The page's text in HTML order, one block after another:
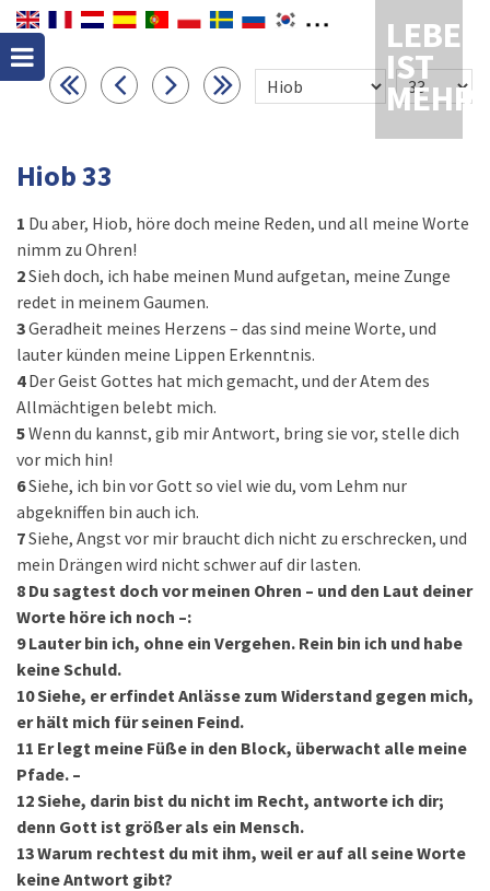
LEBEN
IST
MEHR
Hiob 33
1 Du aber, Hiob, höre doch meine Reden, und all meine Worte
nimm zu Ohren!
2Sieh doch, ich habe meinen Mund aufgetan, meine Zunge
redet in meinem Gaumen.
3Geradheit meines Herzens – das sind meine Worte, und
lauter künden meine Lippen Erkenntnis.
4 Der Geist Gottes hat mich gemacht, und der Atem des
Allmächtigen belebt mich.
5Wenn du kannst, gib mir Antwort, bring sie vor, stelle dich
vor mich hin!
6Siehe, ich bin vor Gott so viel wie du, vom Lehm nur
abgekniffen bin auch ich.
7Siehe, Angst vor mir braucht dich nicht zu erschrecken, und
mein Drängen wird nicht schwer auf dir lasten.
8 Du sagtest doch vor meinen Ohren – und den Laut deiner
Worte höre ich noch –:
9 Lauter bin ich, ohne ein Vergehen. Rein bin ich und habe
keine Schuld.
10Siehe, er erfindet Anlässe zum Widerstand gegen mich,
er hält mich für seinen Feind.
11 Er legt meine Füße in den Block, überwacht alle meine
Pfade. –
12Siehe, darin bist du nicht im Recht, antworte ich dir;
denn Gott ist größer als ein Mensch.
13Warum rechtest du mit ihm, weil er auf all seine Worte
keine Antwort gibt?